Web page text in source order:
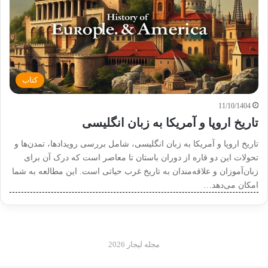
کتاب
11/10/1404
تاریخ اروپا و آمریکا به زبان انگلیسی
تاریخ اروپا و آمریکا به زبان انگلیسی، شامل بررسی رویدادها، تمدن‌ها و
تحولات این دو قاره از دوران باستان تا معاصر است که درک آن برای
زبان‌آموزان و علاقه‌مندان به تاریخ غرب حیاتی است. این مطالعه به شما
امکان می‌دهد…
مجله لیجار 2026